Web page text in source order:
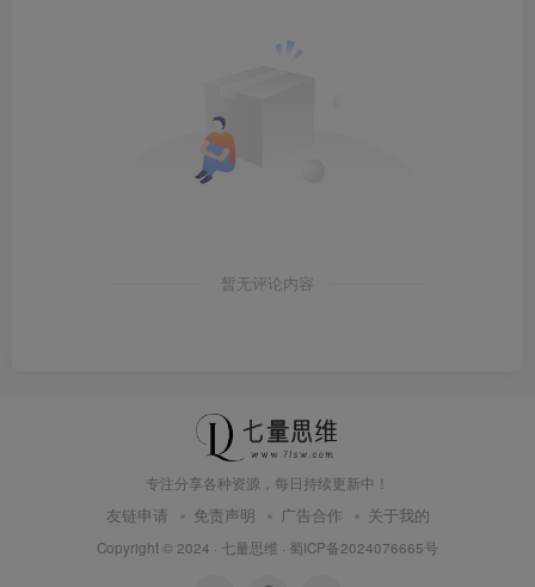
暂无评论内容
专注分享各种资源，每日持续更新中！
友链申请 免责声明 广告合作 关于我的
Copyright © 2024 · 七量思维 · 蜀ICP备2024076665号